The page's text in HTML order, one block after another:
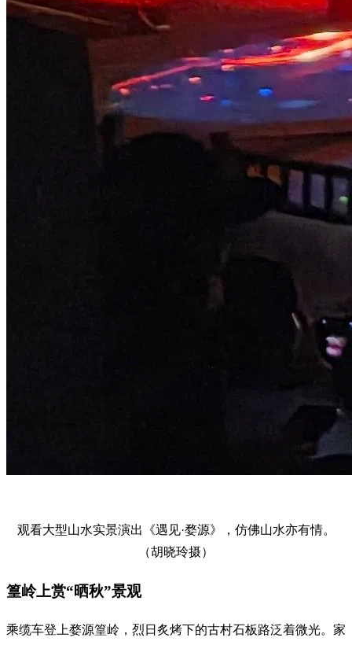
观看大型山水实景演出《遇见·婺源》，仿佛山水亦有情。
（胡晓玲摄）
篁岭上赏“晒秋”景观
乘缆车登上婺源篁岭，烈日炙烤下的古村石板路泛着微光。家